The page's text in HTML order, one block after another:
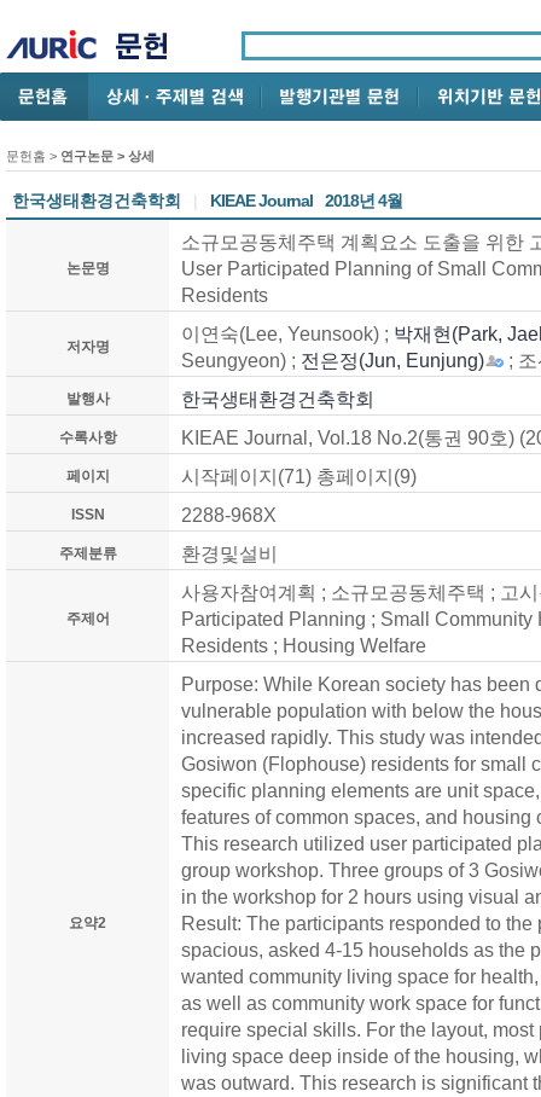
문헌홈 > 연구논문 > 상세
한국생태환경건축학회 | KIEAE Journal 2018년 4월
논문명
소규모공동체주택 계획요소 도출을 위한
User Participated Planning of Small
Residents
저자명
이연숙(Lee, Yeunsook) ; 박재현(Park,
Seungyeon) ; 전은정(Jun, Eunjung) ; 조
발행사 한국생태환경건축학회
수록사항 KIEAE Journal, Vol.18 No.2(통권 90호)
페이지 시작페이지(71) 총페이지(9)
ISSN 2288-968X
주제분류 환경및설비
주제어
사용자참여계획 ; 소규모공동체주택 ; 고
Participated Planning ; Small
Residents ; Housing Welfare
요약2
Purpose: While Korean society has been
vulnerable population with below the
increased rapidly. This study was
Gosiwon (Flophouse) residents for small
specific planning elements are unit
features of common spaces, and housing
This research utilized user participated
group workshop. Three groups of 3
in the workshop for 2 hours using visual
Result: The participants responded to
spacious, asked 4-15 households as the
wanted community living space for
as well as community work space for
require special skills. For the layout,
living space deep inside of the housing,
was outward. This research is significant